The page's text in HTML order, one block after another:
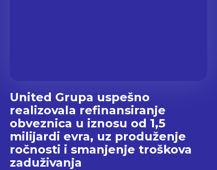
United Grupa uspešno
realizovala refinansiranje
obveznica u iznosu od 1,5
milijardi evra, uz produženje
ročnosti i smanjenje troškova
zaduživanja